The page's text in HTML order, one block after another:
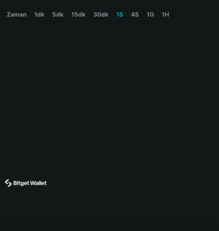
Español (Argentina)
Zaman 1dk 5dk 15dk 30dk 1S 4S 1G 1H